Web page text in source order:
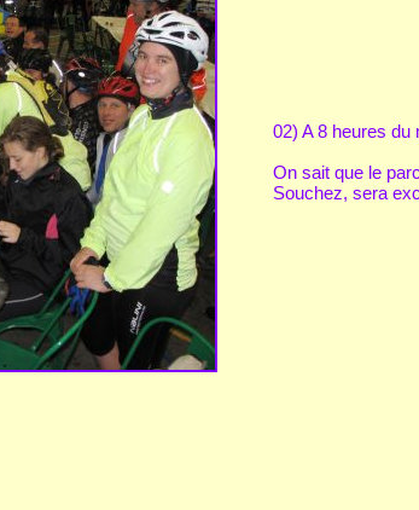
02) A 8 heures du
On sait que le
Souchez, sera